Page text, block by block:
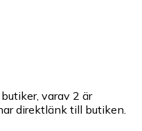
varav 2 är
direktlänk till butiken.